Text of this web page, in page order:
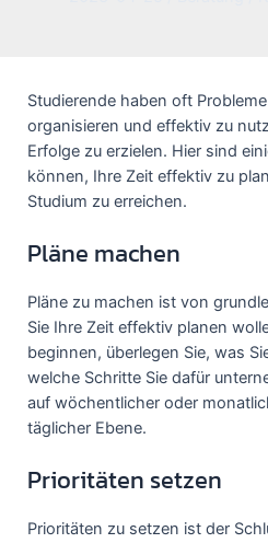
Studierende haben oft
organisieren und effektiv zu
Erfolge zu erzielen. Hier sind
können, Ihre Zeit effektiv zu
Studium zu erreichen.
Pläne machen
Pläne zu machen ist von
Sie Ihre Zeit effektiv planen
beginnen, überlegen Sie, was
welche Schritte Sie dafür
auf wöchentlicher oder
täglicher Ebene.
Prioritäten setzen
Prioritäten zu setzen ist der